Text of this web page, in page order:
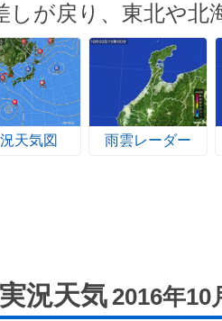
しが戻り、東北や北
天気図 雨雲レーダー
況天気 2016年10